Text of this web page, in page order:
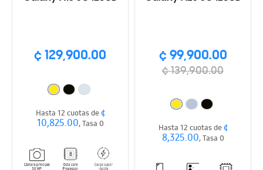
¢ 129,900.00
Hasta 12 cuotas de¢
10,825.00, Tasa 0
¢ 99,900.00
¢ 139,900.00
Hasta 12 cuotas de¢
8,325.00, Tasa 0